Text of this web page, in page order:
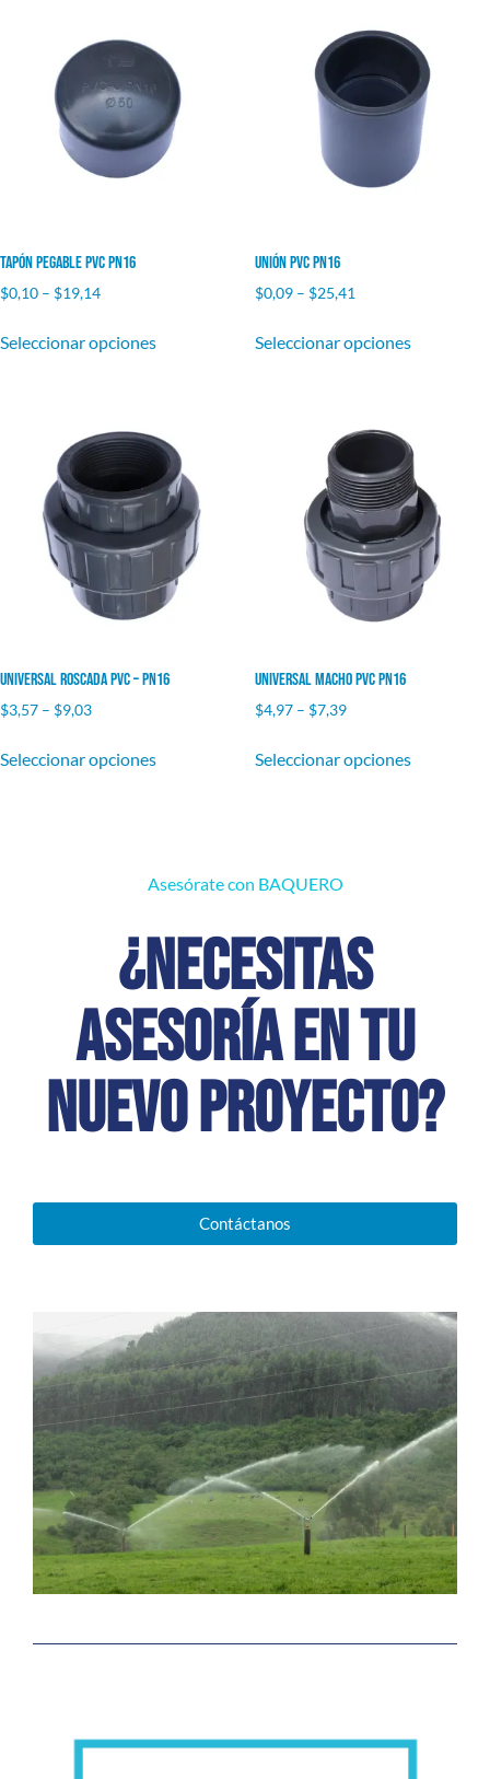
Tapón pegable PVC PN16
$0,10 – $19,14
Seleccionar opciones
Unión PVC PN16
$0,09– $25,41
Seleccionar opciones
Universal Roscada PVC – PN16
$3,57 – $9,03
Seleccionar opciones
Universal Macho PVC PN16
$4,97– $7,39
Seleccionar opciones
Asesórate con BAQUERO
¿Necesitas
asesoría en tu
nuevo proyecto?
Contáctanos